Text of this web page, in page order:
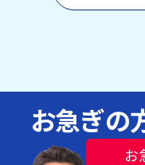
お急ぎの
お